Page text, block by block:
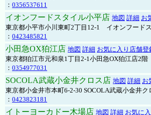
： 0356537611
イオンフードスタイル小平店 地図 詳細 お
東京都小平市小川東町2丁目12-1 イオンフード
： 0423485821
小田急OX狛江店 地図 詳細 お気に入り店舗登
東京都狛江市元和泉1丁目2-1小田急OX狛江店2階
： 0354977031
SOCOLA武蔵小金井クロス店 地図 詳細 お
東京都小金井市本町6-2-30 SOCOLA武蔵小金井ク
： 0423823181
イトーヨーカドー木場店 地図 詳細 お気に